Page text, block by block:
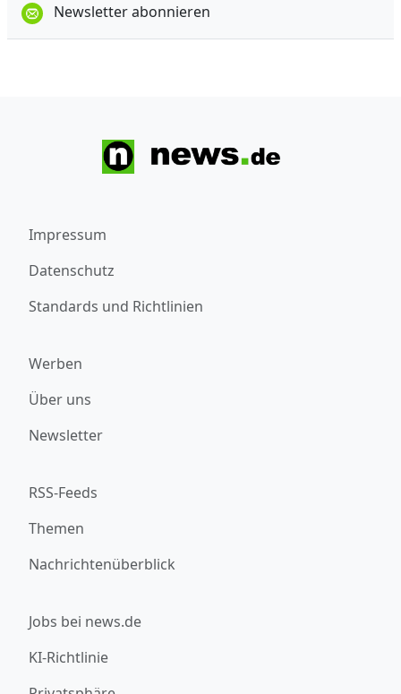
Newsletter abonnieren
Impressum
Datenschutz
Standards und Richtlinien
Werben
Über uns
Newsletter
RSS-Feeds
Themen
Nachrichtenüberblick
Jobs bei news.de
KI-Richtlinie